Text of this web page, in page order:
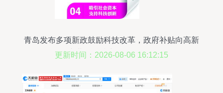
青岛发布多项新政鼓励科技改革，政府补贴向高新
产业及科技中介服务倾斜
更新时间：2026-08-06 16:12:15